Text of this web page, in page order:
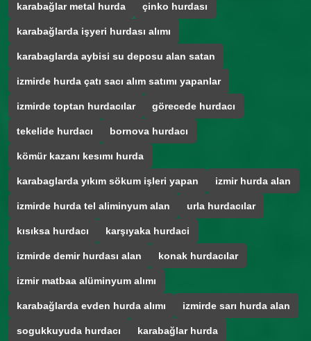
karabağlar metal hurda çinko hurdası
karabağlarda işyeri hurdası alımı
karabaglarda aybisi su deposu alan satan
izmirde hurda çatı sacı alım satımı yapanlar
izmirde toptan hurdacılar görecede hurdacı
tekelide hurdacı bornova hurdacı
kömür kazanı kesımı hurda
karabaglarda yıkım sökum işleri yapan izmir hurda alan
izmirde hurda tel aliminyum alan urla hurdacılar
kısıksa hurdacı karşıyaka hurdaci
izmirde demir hurdası alan konak hurdacılar
izmir matbaa alüminyum alımı
karabağlarda evden hurda alımı izmirde sarı hurda alan
sogukkuyuda hurdacı karabağlar hurda